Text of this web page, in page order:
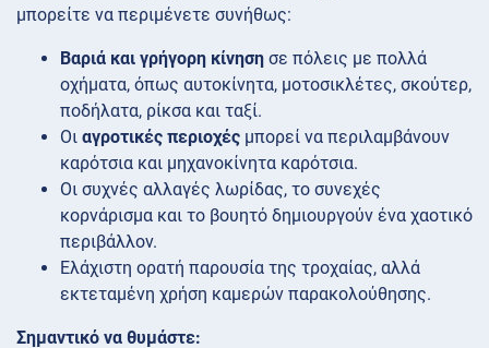
μπορείτε να περιμένετε συνήθως:
Βαριά και γρήγορη κίνηση σε πόλεις με πολλά
οχήματα, όπως αυτοκίνητα, μοτοσικλέτες, σκούτερ,
ποδήλατα, ρίκσα και ταξί.
Οι αγροτικές περιοχές μπορεί να περιλαμβάνουν
καρότσια και μηχανοκίνητα καρότσια.
Οι συχνές αλλαγές λωρίδας, το συνεχές
κορνάρισμα και το βουητό δημιουργούν ένα χαοτικό
περιβάλλον.
Ελάχιστη ορατή παρουσία της τροχαίας, αλλά
εκτεταμένη χρήση καμερών παρακολούθησης.
Σημαντικό να θυμάστε: